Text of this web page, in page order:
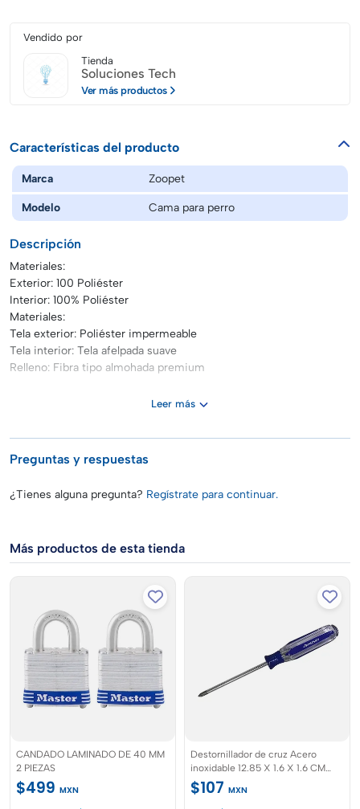
Vendido por
Tienda
Soluciones Tech
Ver más productos
Características del producto
Marca Zoopet
Modelo Cama para perro
Descripción
Materiales:
Exterior: 100 Poliéster
Interior: 100% Poliéster
Materiales:
Tela exterior: Poliéster impermeable
Tela interior: Tela afelpada suave
Relleno: Fibra tipo almohada premium
Leer más
Preguntas y respuestas
¿Tienes alguna pregunta? Regístrate para continuar.
Más productos de esta tienda
CANDADO LAMINADO DE 40 MM
2 PIEZAS
$499 MXN
Destornillador de cruz Acero
inoxidable 12.85 X 1.6 X 1.6 CM
marca Husky
$107 MXN